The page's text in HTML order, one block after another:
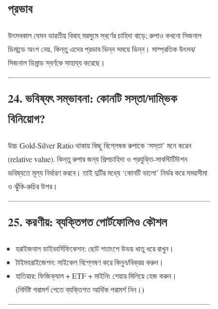
প্রভাব
উৎসবকাল যেমন ভারতীয় বিবাহ মরসুমে স্বর্ণের চাহিদা বাড়ে; রুপাও কখনো সিজনাল
ডিমান্ডে অংশ নেয়, কিন্তু এদের প্রভাব ভিন্ন সময়ে ভিন্ন। সাম্প্রতিক উৎসব/
সিজনাল ডিমান্ড স্বর্ণকে সাহায্য করেছে।
24. ভবিষ্যৎ সম্ভাবনা: কোনটি সস্তা/দাম্ভিক
বিনিয়োগ?
উচ্চ Gold-Silver Ratio থাকায় কিছু বিশ্লেষক রুপাকে ‘সস্তা’ মনে করেন
(relative value). কিন্তু রুপার জন্য শিল্পচাহিদা ও প্রযুক্তি-সাবস্টিটিউশন
ভবিষ্যতে মূল্য নির্ধারণ করবে। তাই দুটির মধ্যে ‘কোনটি ভালো’ নির্ভর করে সময়সীমা
ও ঝুঁকি-রুচির উপর।
25. করণীয়: ব্যক্তিগত পোর্টফোলিও কৌশল
হরাইজনাল ডাইভার্সিফিকেশন: ছোট শতাংশে উভয় ধাতু ধরে রাখুন।
টাইমহরাইজেশন: সাইকেল বিশ্লেষণ করে কিনুন/বিক্রয় করুন।
হাতিয়ার: ফিজিক্যাল + ETF + মাইনিং শেয়ার মিলিয়ে হেজ করুন।
(নির্দিষ্ট পরামর্শ পেতে ব্যক্তিগত আর্থিক পরামর্শ নিন।)